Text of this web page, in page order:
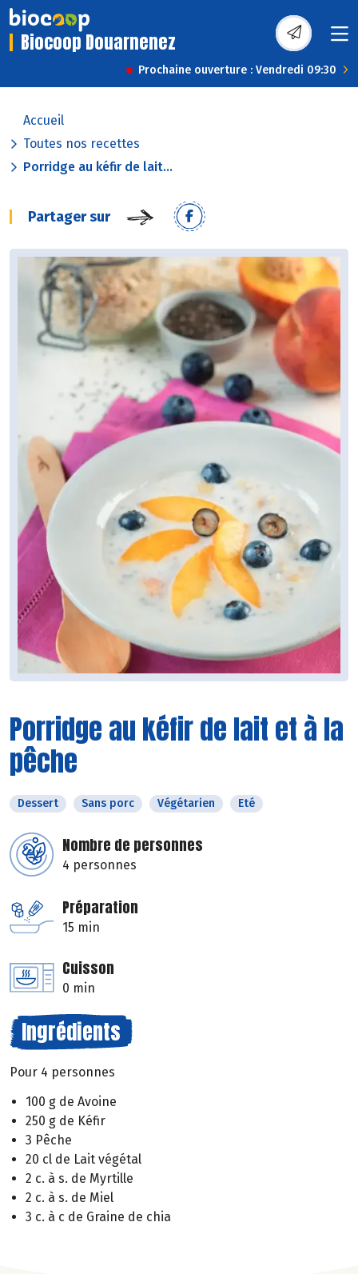
Biocoop Douarnenez
Prochaine ouverture : Vendredi 09:30
Accueil
Toutes nos recettes
Porridge au kéfir de lait...
Partager sur
Porridge au kéfir de lait et à la
pêche
Dessert Sans porc Végétarien Eté
Nombre de personnes
4 personnes
Préparation
15 min
Cuisson
0 min
Ingrédients
Pour 4 personnes
100 g de Avoine
250 g de Kéfir
3 Pêche
20 cl de Lait végétal
2 c. à s. de Myrtille
2 c. à s. de Miel
3 c. à c de Graine de chia